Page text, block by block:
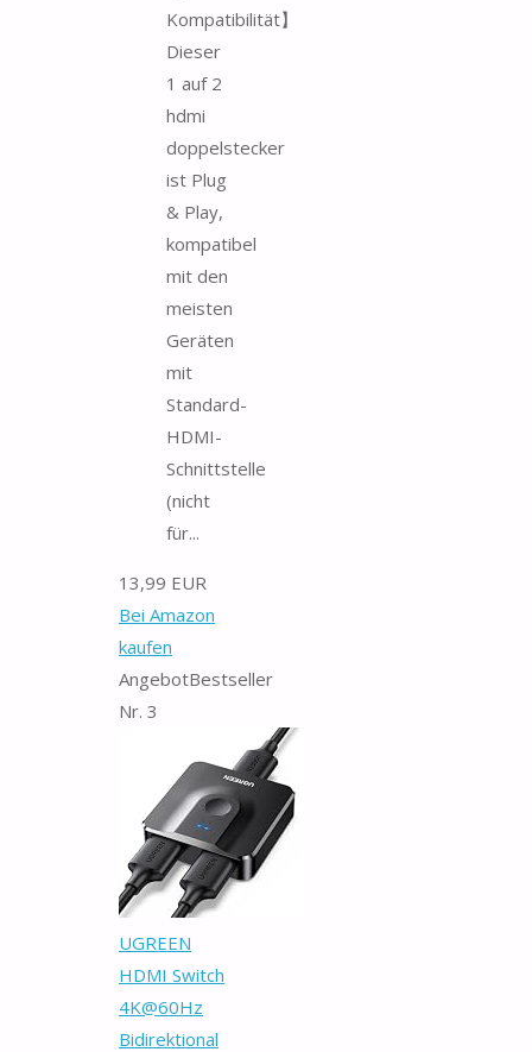
Kompatibilität】
Dieser
1 auf 2
hdmi
doppelstecker
ist Plug
& Play,
kompatibel
mit den
meisten
Geräten
mit
Standard-
HDMI-
Schnittstelle
(nicht
für...
13,99 EUR
Bei Amazon
kaufen
AngebotBestseller
Nr. 3
UGREEN
HDMI Switch
4K@60Hz
Bidirektional